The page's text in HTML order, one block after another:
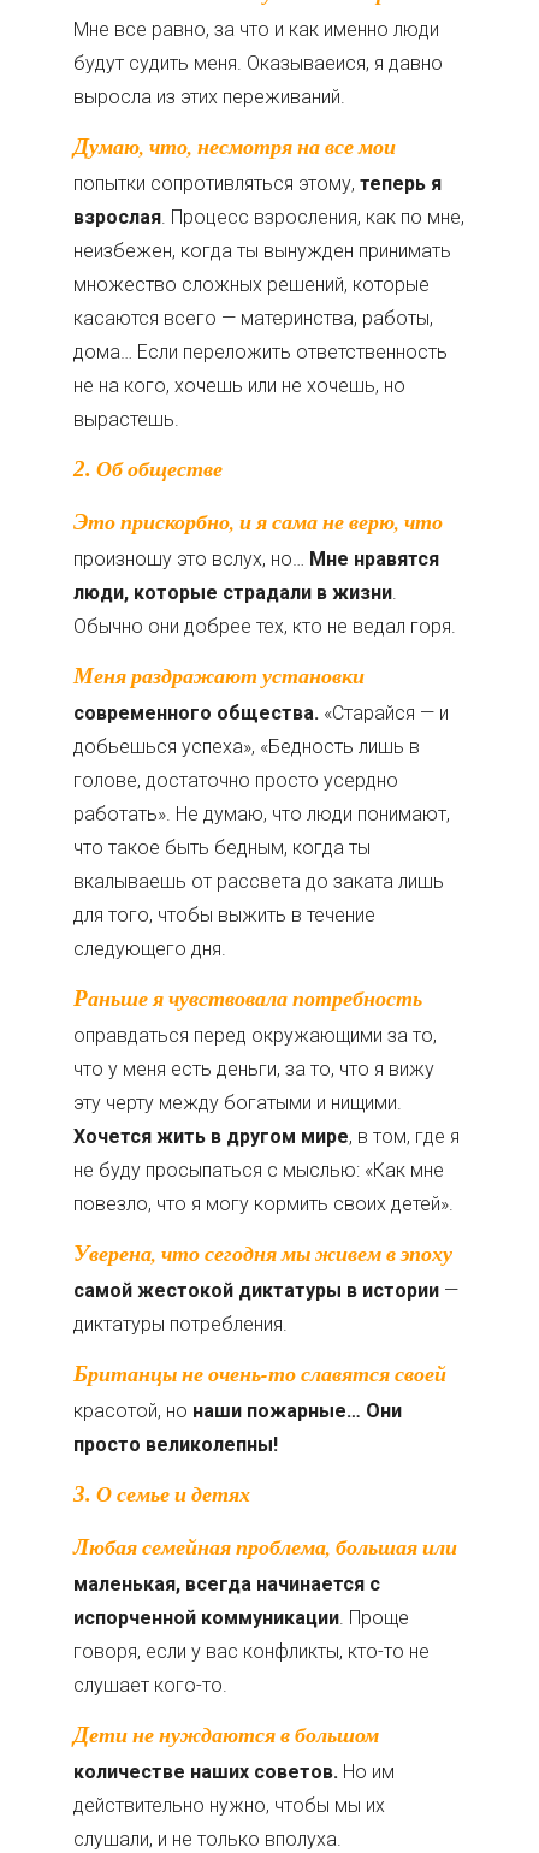
Мне все равно, за что и как именно люди
будут судить меня. Оказываеися, я давно
выросла из этих переживаний.
Думаю, что, несмотря на все мои
попытки сопротивляться этому, теперь я
взрослая. Процесс взросления, как по мне,
неизбежен, когда ты вынужден принимать
множество сложных решений, которые
касаются всего — материнства, работы,
дома… Если переложить ответственность
не на кого, хочешь или не хочешь, но
вырастешь.
2. Об обществе
Это прискорбно, и я сама не верю, что
произношу это вслух, но… Мне нравятся
люди, которые страдали в жизни.
Обычно они добрее тех, кто не ведал горя.
Меня раздражают установки
современного общества.«Старайся — и
добьешься успеха», «Бедность лишь в
голове, достаточно просто усердно
работать». Не думаю, что люди понимают,
что такое быть бедным, когда ты
вкалываешь от рассвета до заката лишь
для того, чтобы выжить в течение
следующего дня.
Раньше я чувствовала потребность
оправдаться перед окружающими за то,
что у меня есть деньги, за то, что я вижу
эту черту между богатыми и нищими.
Хочется жить в другом мире, в том, где я
не буду просыпаться с мыслью: «Как мне
повезло, что я могу кормить своих детей».
Уверена, что сегоднямы живем в эпоху
самой жестокой диктатуры в истории—
диктатуры потребления.
Британцы не очень-­то славятся своей
красотой, но наши пожарные… Они
просто великолепны!
3. О семье и детях
Любая семейная проблема, большая или
маленькая, всегда начинается с
испорченной коммуникации. Проще
говоря, если у вас конфликты, кто-­то не
слушает кого-­то.
Дети не нуждаются в большом
количестве наших советов.Но им
действительно нужно, чтобы мы их
слушали, и не только вполуха.